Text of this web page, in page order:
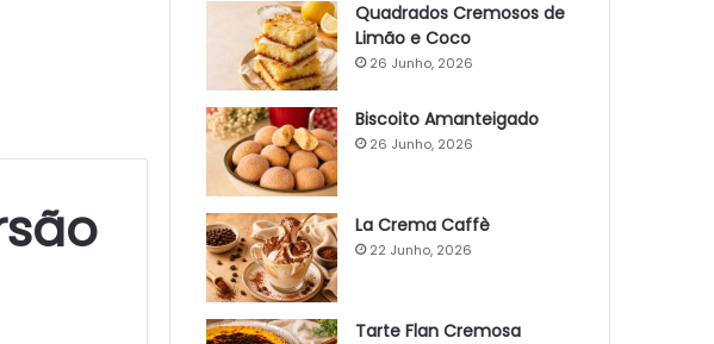
Quadrados Cremosos de
Limão e Coco
26 Junho, 2026
Biscoito Amanteigado
26 Junho, 2026
La Crema Caffè
22 Junho, 2026
Tarte Flan Cremosa